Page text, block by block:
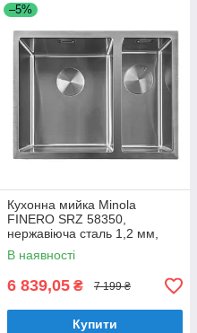
–5%
Кухонна мийка Minola
FINERO SRZ 58350,
нержавіюча сталь 1,2 мм,
півторачашева, врізна/під
стільницю
В наявності
6 839,05 ₴ 7 199 ₴
Купити